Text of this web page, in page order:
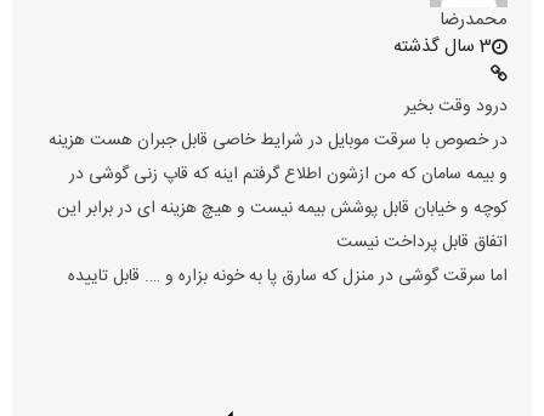
محمدرضا
3 سال گذشته
درود وقت بخیر
در خصوص با سرقت موبایل در شرایط خاصی قابل جبران هست هزینه
و بیمه سامان که من ازشون اطلاع گرفتم اینه که قاپ زنی گوشی در
کوچه و خیابان قابل پوشش بیمه نیست و هیچ هزینه ای در برابر این
اتفاق قابل پرداخت نیست
اما سرقت گوشی در منزل که سارق پا به خونه بزاره و …. قابل تاییده